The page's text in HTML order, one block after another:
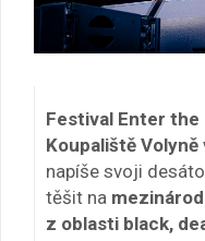
Festival Enter the
Koupaliště
napíše svoji
těšit na
z oblasti black,